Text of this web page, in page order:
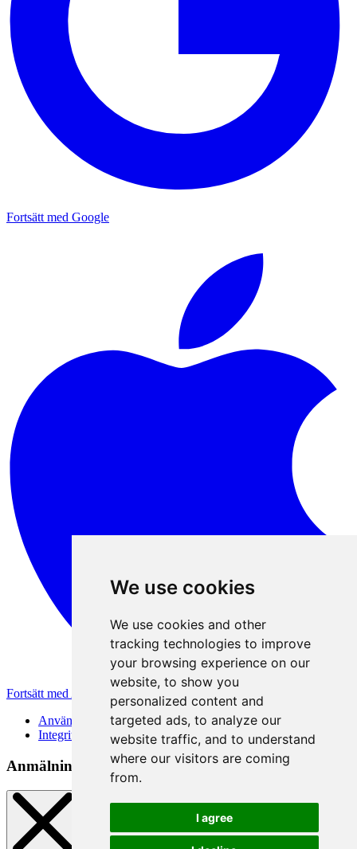
We use cookies
We use cookies and other
tracking technologies to improve
your browsing experience on our
website, to show you
personalized content and
targeted ads, to analyze our
website traffic, and to understand
where our visitors are coming
from.
I agree
Fortsätt med Google
Fortsätt med Apple
Användarvillkor
Integritetspolicy
Anmälningsmetod